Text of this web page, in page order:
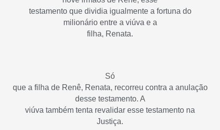
testamento que dividia igualmente a fortuna do
milionário entre a viúva e a
filha, Renata.
Só
que a filha de Renê, Renata, recorreu contra a anulação
desse testamento. A
viúva também tenta revalidar esse testamento na
Justiça.